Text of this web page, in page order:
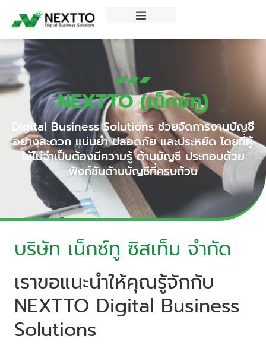
NEXTTO (เน็กซ์ทู)
Digital Business Solutions ช่วยจัดการงานบัญชี
อย่างสะดวก แม่นยำ ปลอดภัย และประหยัด โดยที่ผู้
ใช้ไม่จำเป็นต้องมีความรู้ ด้านบัญชี ประกอบด้วย
ฟังก์ชันด้านบัญชีที่ครบถ้วน
บริษัท เน็กซ์ทู ซิสเท็ม จำกัด
เราขอแนะนำให้คุณรู้จักกับ
NEXTTO Digital Business
Solutions